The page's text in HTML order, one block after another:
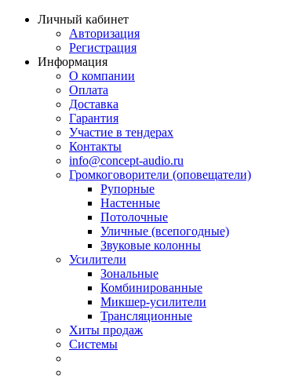
Личный кабинет
Авторизация
Регистрация
Информация
О компании
Оплата
Доставка
Гарантия
Участие в тендерах
Контакты
info@concept-audio.ru
Громкоговорители (оповещатели)
Рупорные
Настенные
Потолочные
Уличные (всепогодные)
Звуковые колонны
Усилители
Зональные
Комбинированные
Микшер-усилители
Трансляционные
Хиты продаж
Системы